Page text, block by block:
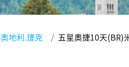
奧地利.捷克 五星奧捷10天(BR)